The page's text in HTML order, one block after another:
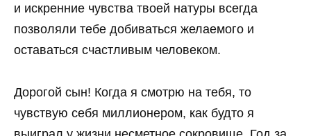
и искренние чувства твоей натуры всегда
позволяли тебе добиваться желаемого и
оставаться счастливым человеком.
Дорогой сын! Когда я смотрю на тебя, то
чувствую себя миллионером, как будто я